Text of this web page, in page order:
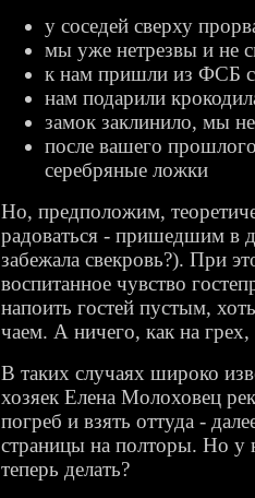
у соседей сверху
мы уже нетрезвы и не
к нам пришли из ФСБ
нам подарили
замок заклинило, мы
после вашего
серебряные ложки
Но, предположим,
радоваться - пришедшим в
забежала свекровь?). При
воспитанное чувство
напоить гостей пустым,
чаем. А ничего, как на
В таких случаях широко
хозяек Елена Молоховец
погреб и взять оттуда -
страницы на полторы. Но у
теперь делать?